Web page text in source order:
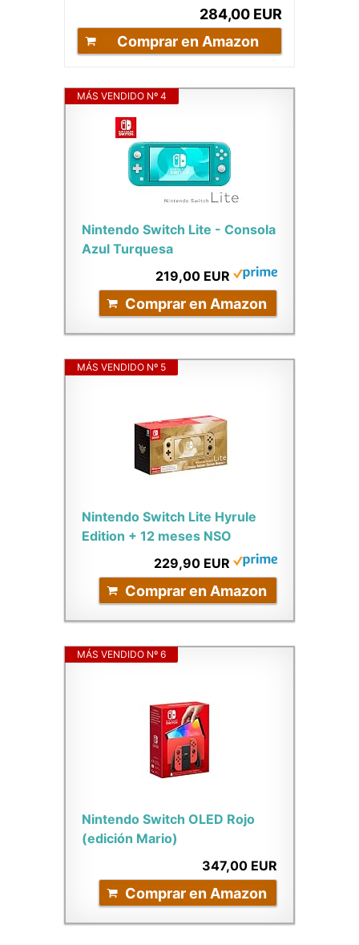
284,00 EUR
Comprar en Amazon
MÁS VENDIDO Nº 4
Nintendo Switch Lite - Consola
Azul Turquesa
219,00 EUR
Comprar en Amazon
MÁS VENDIDO Nº 5
Nintendo Switch Lite Hyrule
Edition + 12 meses NSO
229,90 EUR
Comprar en Amazon
MÁS VENDIDO Nº 6
Nintendo Switch OLED Rojo
(edición Mario)
347,00 EUR
Comprar en Amazon